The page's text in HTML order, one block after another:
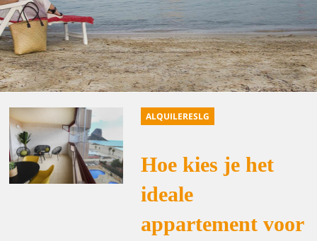
ALQUILERESLG
Hoe kies je het
ideale
appartement voor